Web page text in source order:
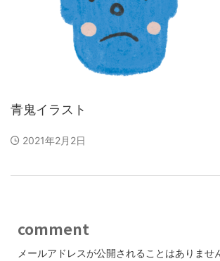
青鬼イラスト
2021年2月2日
comment
メールアドレスが公開されることはありませ